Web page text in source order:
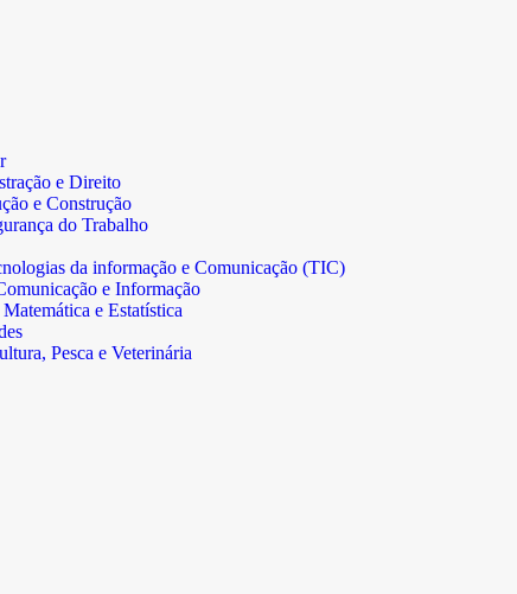
e Direito
e Construção
do Trabalho
da informação e Comunicação (TIC)
e Informação
e Estatística
Pesca e Veterinária